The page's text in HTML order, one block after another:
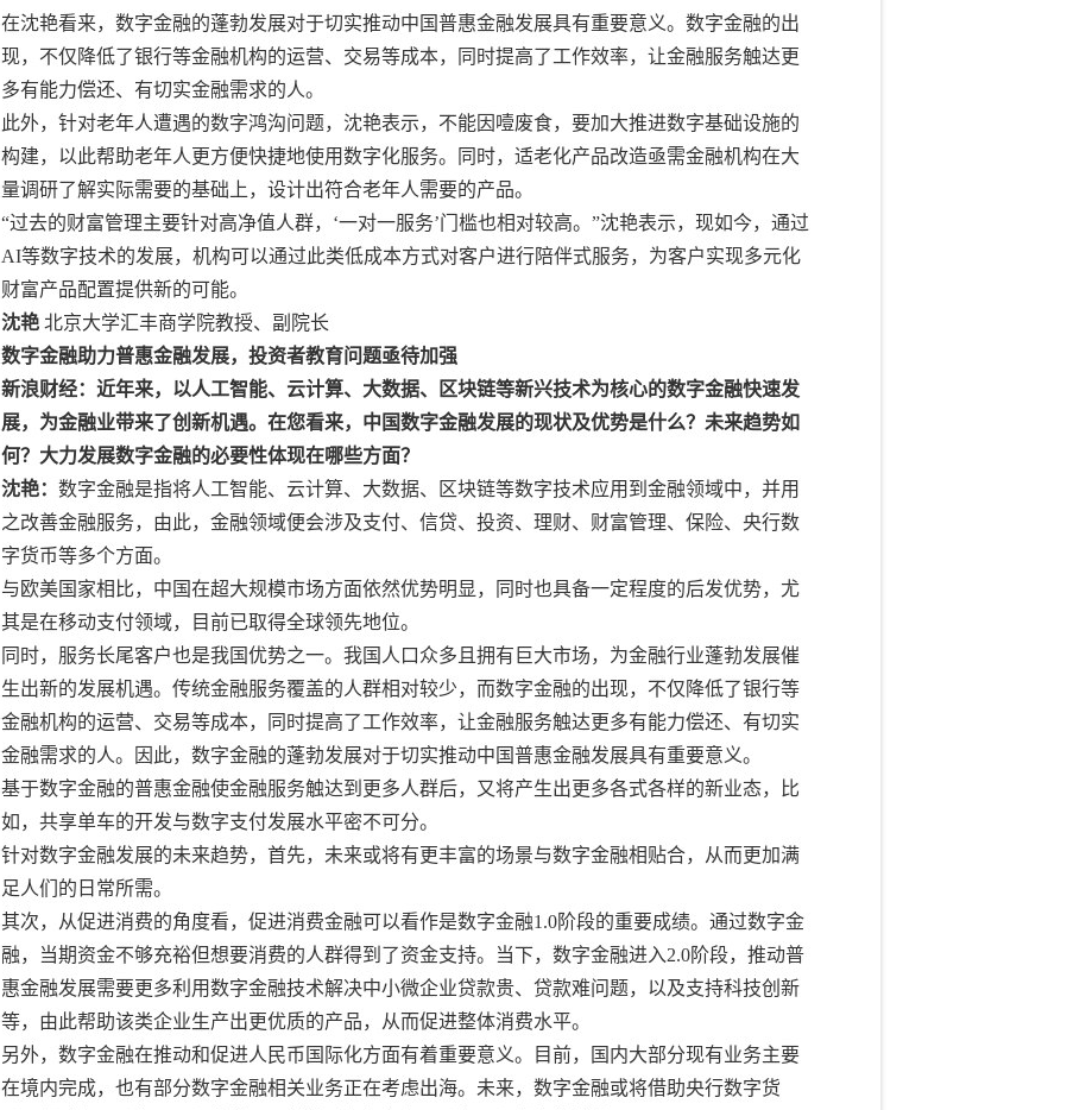
在沈艳看来，数字金融的蓬勃发展对于切实推动中国普惠金融发展具有重要意义。数字金融的出
现，不仅降低了银行等金融机构的运营、交易等成本，同时提高了工作效率，让金融服务触达更
多有能力偿还、有切实金融需求的人。
此外，针对老年人遭遇的数字鸿沟问题，沈艳表示，不能因噎废食，要加大推进数字基础设施的
构建，以此帮助老年人更方便快捷地使用数字化服务。同时，适老化产品改造亟需金融机构在大
量调研了解实际需要的基础上，设计出符合老年人需要的产品。
“过去的财富管理主要针对高净值人群，‘一对一服务’门槛也相对较高。”沈艳表示，现如今，通过
AI等数字技术的发展，机构可以通过此类低成本方式对客户进行陪伴式服务，为客户实现多元化
财富产品配置提供新的可能。
沈艳 北京大学汇丰商学院教授、副院长
数字金融助力普惠金融发展，投资者教育问题亟待加强
新浪财经：近年来，以人工智能、云计算、大数据、区块链等新兴技术为核心的数字金融快速发
展，为金融业带来了创新机遇。在您看来，中国数字金融发展的现状及优势是什么？未来趋势如
何？大力发展数字金融的必要性体现在哪些方面？
沈艳： 数字金融是指将人工智能、云计算、大数据、区块链等数字技术应用到金融领域中，并用
之改善金融服务，由此，金融领域便会涉及支付、信贷、投资、理财、财富管理、保险、央行数
字货币等多个方面。
与欧美国家相比，中国在超大规模市场方面依然优势明显，同时也具备一定程度的后发优势，尤
其是在移动支付领域，目前已取得全球领先地位。
同时，服务长尾客户也是我国优势之一。我国人口众多且拥有巨大市场，为金融行业蓬勃发展催
生出新的发展机遇。传统金融服务覆盖的人群相对较少，而数字金融的出现，不仅降低了银行等
金融机构的运营、交易等成本，同时提高了工作效率，让金融服务触达更多有能力偿还、有切实
金融需求的人。因此，数字金融的蓬勃发展对于切实推动中国普惠金融发展具有重要意义。
基于数字金融的普惠金融使金融服务触达到更多人群后，又将产生出更多各式各样的新业态，比
如，共享单车的开发与数字支付发展水平密不可分。
针对数字金融发展的未来趋势，首先，未来或将有更丰富的场景与数字金融相贴合，从而更加满
足人们的日常所需。
其次，从促进消费的角度看，促进消费金融可以看作是数字金融1.0阶段的重要成绩。通过数字金
融，当期资金不够充裕但想要消费的人群得到了资金支持。当下，数字金融进入2.0阶段，推动普
惠金融发展需要更多利用数字金融技术解决中小微企业贷款贵、贷款难问题，以及支持科技创新
等，由此帮助该类企业生产出更优质的产品，从而促进整体消费水平。
另外，数字金融在推动和促进人民币国际化方面有着重要意义。目前，国内大部分现有业务主要
在境内完成，也有部分数字金融相关业务正在考虑出海。未来，数字金融或将借助央行数字货